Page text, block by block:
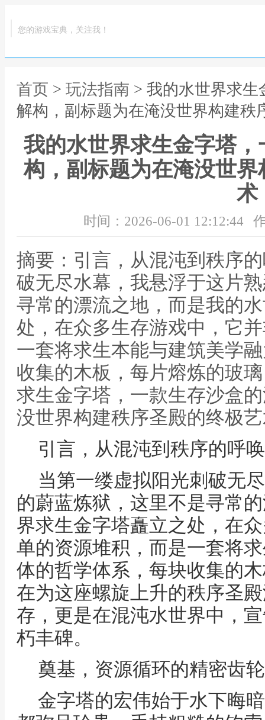
您的游戏宝典，关注我！
首页 > 玩法指南 > 我的水世界求
解构，副标题为在淹没世界构建秩
我的水世界求生金字塔
构，副标题为在淹没世
术
时间：2026-06-01 12:12:44
摘要：引言，从混沌到秩序
破无尽水幕，我悬浮于这片
寻常的漂流之地，而是我的
处，在众多生存游戏中，它
一套将求生本能与建筑美学
收集的木板，每片熔炼的玻
求生金字塔，一款生存沙盒
没世界构建秩序圣殿的终极
引言，从混沌到秩序的呼唤
当第一缕虚拟阳光刺破无
的蔚蓝炼狱，这里不是寻常
界求生金字塔矗立之处，在
单的资源堆积，而是一套将
体的哲学体系，每块收集的
在为这座螺旋上升的秩序圣
存，更是在混沌水世界中，
朽丰碑。
奠基，资源循环的精密齿轮
金字塔的宏伟始于水下晦